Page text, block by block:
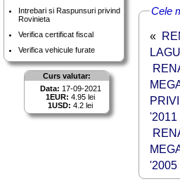
Intrebari si Raspunsuri privind
Rovinieta
Verifica certificat fiscal
Verifica vehicule furate
Curs valutar:
Data: 17-09-2021
1EUR: 4.95 lei
1USD: 4.2 lei
Cele
«
'2011
'2005